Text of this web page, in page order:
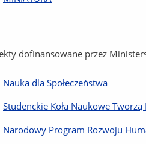
dofinansowane przez
Nauka dla Społeczeństwa
Studenckie Koła Naukowe
Narodowy Program Rozwoju